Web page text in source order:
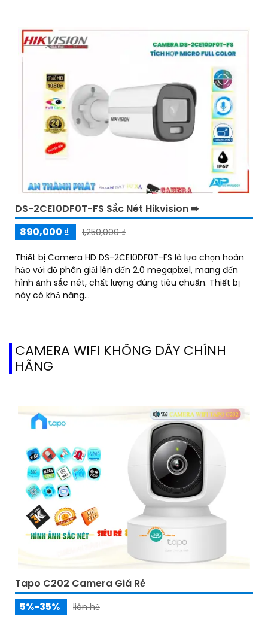
DS-2CE10DF0T-FS Sắc Nét Hikvision ➠
890,000 ₫
1,250,000 ₫
Thiết bị Camera HD DS-2CE10DF0T-FS là lựa chọn hoàn
hảo với độ phân giải lên đến 2.0 megapixel, mang đến
hình ảnh sắc nét, chất lượng đúng tiêu chuẩn. Thiết bị
này có khả năng...
CAMERA WIFI KHÔNG DÂY CHÍNH
HÃNG
Tapo C202 Camera Giá Rẻ
5%-35%
liên hệ